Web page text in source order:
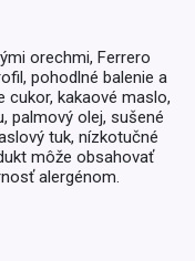
orechmi, Ferrero
pohodlné balenie a
cukor, kakaové maslo,
palmový olej, sušené
tuk, nízkotučné
môže obsahovať
alergénom.